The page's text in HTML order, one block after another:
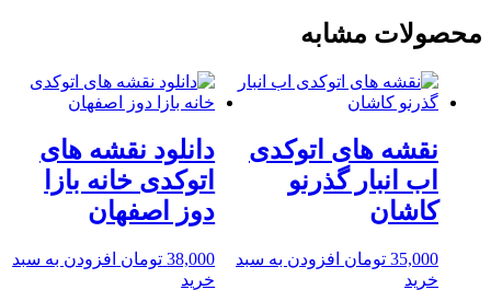
محصولات مشابه
نقشه های اتوکدی
اب انبار گذرنو
کاشان
35,000 تومان افزودن به سبد
خرید
دانلود نقشه های
اتوکدی خانه بازا
دوز اصفهان
38,000 تومان افزودن به سبد
خرید